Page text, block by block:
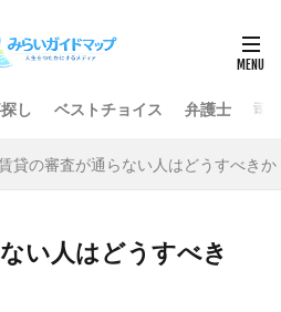
し ベストチョイス 弁護士 司
貸の審査が通らない人はどうすべきか
い人はどうすべき